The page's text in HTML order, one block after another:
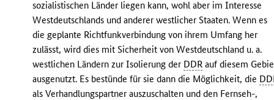
sozialistischen Länder liegen kann, wohl aber im Interesse
Westdeutschlands und anderer westlicher Staaten. Wenn es
die geplante Richtfunkverbindung von ihrem Umfang her
zulässt, wird dies mit Sicherheit von Westdeutschland u. a.
westlichen Ländern zur Isolierung der DDR auf diesem
ausgenutzt. Es bestünde für sie dann die Möglichkeit, die
als Verhandlungspartner auszuschalten und den Fernseh-,